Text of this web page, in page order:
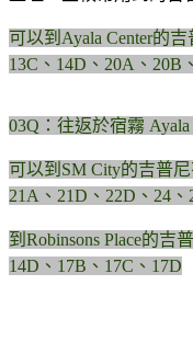
可以到Ayala Center的
13C、14D、20A、20B
03Q：往返於宿霧
可以到SM City的吉普
21A、21D、22D、24、
到Robinsons Place的吉
14D、17B、17C、17D